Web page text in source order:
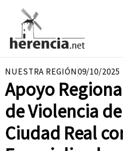
contenido
NUESTRA REGIÓN09/10/2025
Apoyo
de Violencia
Ciudad Real